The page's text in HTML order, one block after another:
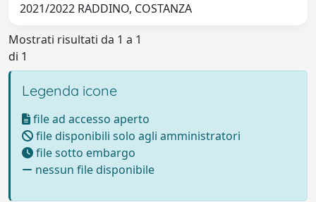
2021/2022 RADDINO, COSTANZA
Mostrati risultati da 1 a 1
di 1
Legenda icone
file ad accesso aperto
file disponibili solo agli amministratori
file sotto embargo
nessun file disponibile